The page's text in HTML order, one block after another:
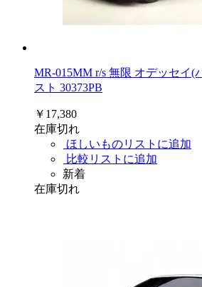
MR-015MM r/s 無限 オデッセイ(
スト 30373PB
￥17,380
在庫切れ
ほしいものリストに追加
比較リストに追加
新着
在庫切れ